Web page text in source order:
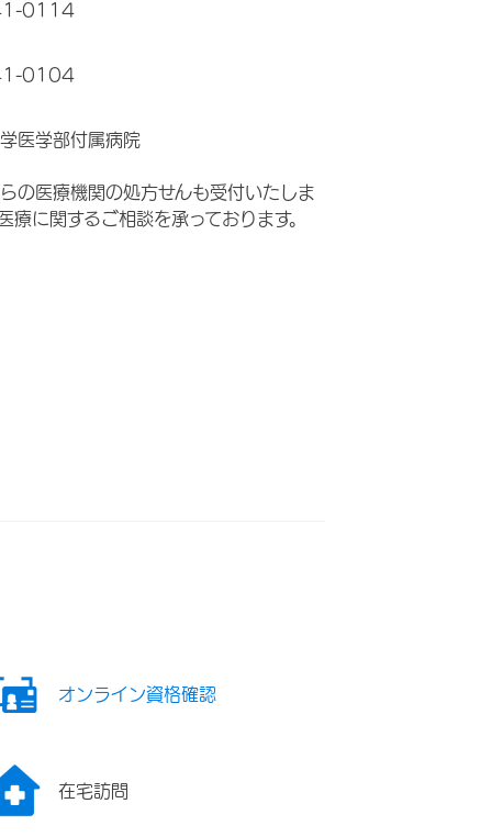
0114
0104
医学部付属病院
の医療機関の処方せんも受付いたしま
療に関するご相談を承っております。
オンライン資格確認
在宅訪問